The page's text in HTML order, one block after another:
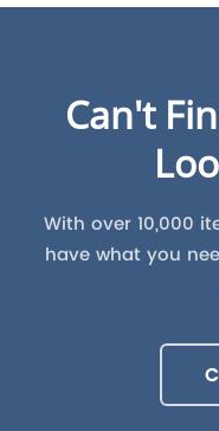
Can't
With over 10,000
have what you